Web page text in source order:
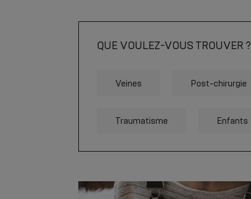
QUE VOULEZ-VOUS TROUVER ?
Veines Post-chirurgie
Traumatisme Enfants